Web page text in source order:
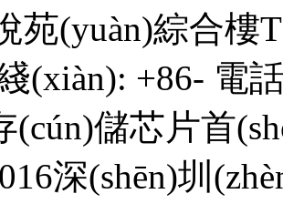
苑(yuàn)綜合樓
(xiàn): +86- 電
(cún)儲芯片首
深(shēn)圳